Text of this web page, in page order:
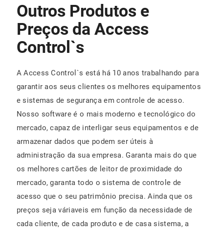
Outros Produtos e
Preços da Access
Control`s
A Access Control`s está há 10 anos trabalhando para
garantir aos seus clientes os melhores equipamentos
e sistemas de segurança em controle de acesso.
Nosso software é o mais moderno e tecnológico do
mercado, capaz de interligar seus equipamentos e de
armazenar dados que podem ser úteis à
administração da sua empresa. Garanta mais do que
os melhores cartões de leitor de proximidade do
mercado, garanta todo o sistema de controle de
acesso que o seu patrimônio precisa. Ainda que os
preços seja váriaveis em função da necessidade de
cada cliente, de cada produto e de casa sistema, a